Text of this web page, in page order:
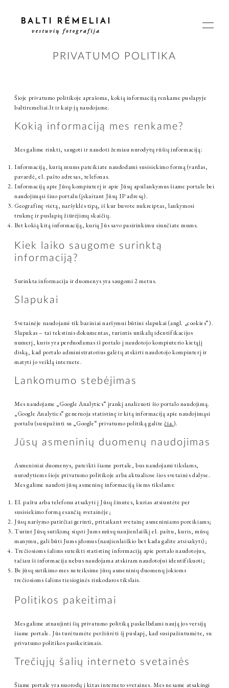
APIE
KAINOS
SUSISIEKIME
PRIVATUMO POLITIKA
Šioje privatumo politikoje aprašoma, kokią informaciją renkame puslapyje
baltiremeliai.lt ir kaip ją naudojame.
Kokią informaciją mes renkame?
Mes galime rinkti, saugoti ir naudoti žemiau nurodytų rūšių informaciją:
Informaciją, kurią mums pateikiate naudodami susisiekimo formą (vardas,
pavardė, el. pašto adresas, telefonas.
Informaciją apie Jūsų kompiuterį ir apie Jūsų apsilankymus šiame portale bei
naudojimąsi šiuo portalu (įskaitant Jūsų IP adresą).
Geografinę vietą, naršyklės tipą, iš kur buvote nukreiptas, lankymosi
trukmę ir puslapių žiūrėjimų skaičių.
Bet kokią kitą informaciją, kurią Jūs savo pasirinkimu siunčiate mums.
Kiek laiko saugome surinktą
informaciją?
Surinkta informacija ir duomenys yra saugomi 2 metus.
Slapukai
Svetainėje naudojami tik baziniai naršymui būtini slapukai (angl. „cookies“).
Slapukas – tai tekstinis dokumentas, turintis unikalų identifikacijos
numerį, kuris yra perduodamas iš portalo į naudotojo kompiuterio kietąjį
diską, kad portalo administratorius galėtų atskirti naudotojo kompiuterį ir
matyti jo veiklą internete.
Lankomumo stebėjimas
Mes naudojame „Google Analytics“ įrankį analizuoti šio portalo naudojimą.
„Google Analytics“ generuoja statistinę ir kitą informaciją apie naudojimąsi
portalu (susipažinti su „Google“ privatumo politiką galitečia.).
Jūsų asmeninių duomenų naudojimas
Asmeniniai duomenys, pateikti šiame portale, bus naudojami tikslams,
nurodytiems šioje privatumo politikoje arba aktualiose šios svetainės dalyse.
Mes galime naudoti jūsų asmeninę informaciją šiems tikslams:
El. paštu arba telefonu atsakyti į Jūsų žinutes, kurias atsiuntėte per
susisiekimo formą esančią svetainėje;
Jūsų naršymo patirčiai gerinti, pritaikant svetainę asmeniniams poreikiams;
Turint Jūsų sutikimą siųsti Jums mūsų naujienlaiškį el. paštu, kuris, mūsų
manymu, gali būti Jums įdomus (naujienlaiškio bet kada galite atsisakyti);
Trečiosioms šalims suteikti statistinę informaciją apie portalo naudotojus,
tačiau ši informacija nebus naudojama atskiram naudotojui identifikuoti;
Be jūsų sutikimo mes neteiksime jūsų asmeninių duomenų jokioms
trečiosioms šalims tiesioginės rinkodaros tikslais.
Politikos pakeitimai
Mes galime atnaujinti šią privatumo politiką paskelbdami naują jos versiją
šiame portale. Jūs turėtumėte peržiūrėti šį puslapį, kad susipažintumėte, su
privatumo politikos pasikeitimais.
Trečiųjų šalių interneto svetainės
Šiame portale yra nuorodų į kitas interneto svetaines. Mes nesame atsakingi